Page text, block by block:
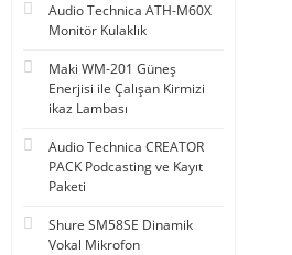
Audio Technica ATH-M60X
Monitör Kulaklık
Maki WM-201 Güneş
Enerjisi ile Çalışan Kirmizi
ikaz Lambası
Audio Technica CREATOR
PACK Podcasting ve Kayıt
Paketi
Shure SM58SE Dinamik
Vokal Mikrofon